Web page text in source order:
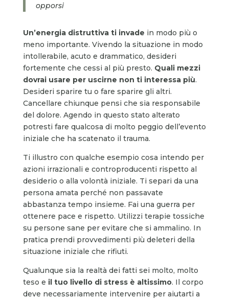
opporsi
Un’energia distruttiva ti invade in modo più o
meno importante. Vivendo la situazione in modo
intollerabile, acuto e drammatico, desideri
fortemente che cessi al più presto. Quali mezzi
dovrai usare per uscirne non ti interessa più.
Desideri sparire tu o fare sparire gli altri.
Cancellare chiunque pensi che sia responsabile
del dolore. Agendo in questo stato alterato
potresti fare qualcosa di molto peggio dell’evento
iniziale che ha scatenato il trauma.
Ti illustro con qualche esempio cosa intendo per
azioni irrazionali e controproducenti rispetto al
desiderio o alla volontà iniziale. Ti separi da una
persona amata perché non passavate
abbastanza tempo insieme. Fai una guerra per
ottenere pace e rispetto. Utilizzi terapie tossiche
su persone sane per evitare che si ammalino. In
pratica prendi provvedimenti più deleteri della
situazione iniziale che rifiuti.
Qualunque sia la realtà dei fatti sei molto, molto
teso e il tuo livello di stress è altissimo. Il corpo
deve necessariamente intervenire per aiutarti a